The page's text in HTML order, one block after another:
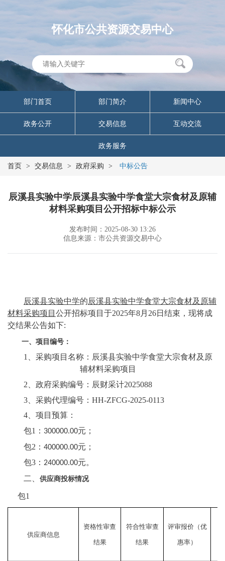
怀化市公共资源交易中心
部门首页 部门简介 新闻中心
政务公开 交易信息 互动交流
政务服务
首页 > 交易信息 > 政府采购 > 中标公告
辰溪县实验中学辰溪县实验中学食堂大宗食材及原辅
材料采购项目公开招标中标公示
发布时间：2025-08-30 13:26
信息来源：市公共资源交易中心
辰溪县实验中学的辰溪县实验中学食堂大宗食材及原辅
材料采购项目 公开招标项目于2025年8月26日结束，现将成
交结果公告如下:
一、项目编号：
1、采购项目名称：辰溪县实验中学食堂大宗食材及原
辅材料采购项目
2、政府采购编号：辰财采计2025088
3、采购代理编号：HH-ZFCG-2025-0113
4、项目预算：
包1： 300000.00元；
包2 ： 400000.00元；
包3 ： 240000.00元。
二、 供应商投标情况
包1
供应商信息
资格性审查
结果
符合性审查
结果
评审报价（优
惠率）